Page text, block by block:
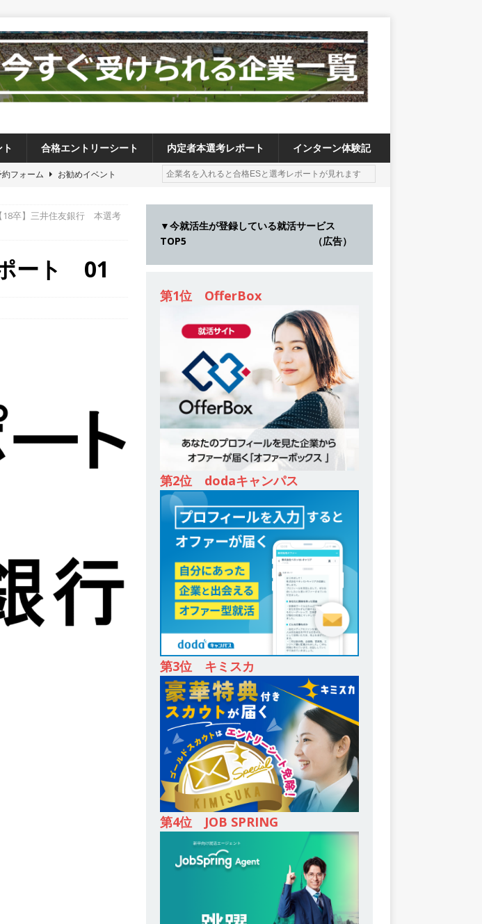
合格エントリーシート 内定者本選考レポート インターン体験記
フォーム
お勧めイベント
社）
体育会積極採用企業
限定イベント開催!! 】 世界
一次面接免除 】 M&A総研の
スタートアップの成長性×大
み ｜ 東京勤務 ｜ クオン
ド上場 ｜ 業界No.1 企業医療
ランディングが経験できる
｜ スタンダード上場 ｜ 明
【18卒】三井住友銀行 本選考
ート 01
▼今就活生が登録している就活サービス
TOP5 （広告）
第1位 OfferBox
第2位 dodaキャンパス
第3位 キミスカ
第4位 JOB SPRING